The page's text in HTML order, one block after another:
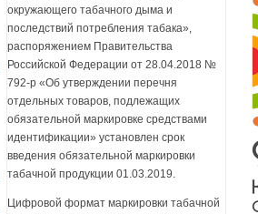
окружающего табачного дыма и
последствий потребления табака»,
распоряжением Правительства
Российской Федерации от 28.04.2018 №
792-р «Об утверждении перечня
отдельных товаров, подлежащих
обязательной маркировке средствами
идентификации» установлен срок
введения обязательной маркировки
табачной продукции 01.03.2019.
Цифровой формат маркировки табачной